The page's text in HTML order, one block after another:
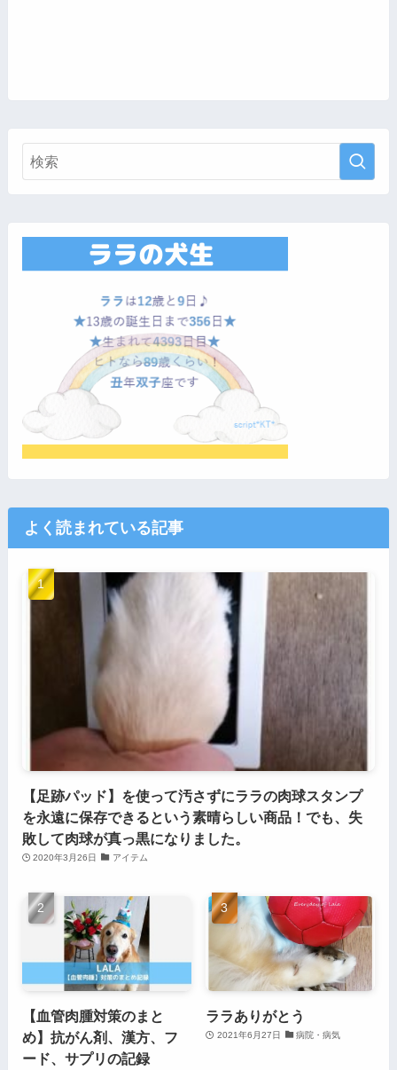
よく読まれている記事
【足跡パッド】を使って汚さずにララの肉球スタンプ
を永遠に保存できるという素晴らしい商品！でも、失
敗して肉球が真っ黒になりました。
2020年3月26日 アイテム
【血管肉腫対策のまと
め】抗がん剤、漢方、フ
ード、サプリの記録
ララありがとう
2021年6月27日 病院・病気